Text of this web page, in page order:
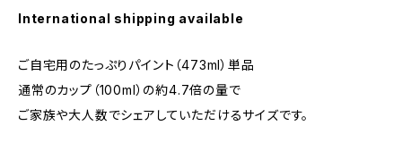
International shipping available
ご自宅用のたっぷりパイント（473ml）単品
通常のカップ（100ml）の約4.7倍の量で
ご家族や大人数でシェアしていただけるサイズです。